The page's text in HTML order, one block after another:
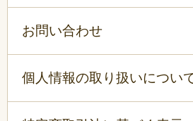
お問い合わせ
個人情報の取り扱いについ